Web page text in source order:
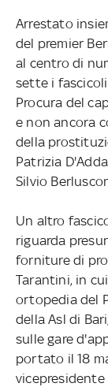
Arrestato
del premier
al centro di
sette i
Procura del
e non ancora
della
Patrizia
Silvio
Un altro
riguarda
forniture di
Tarantini, in
ortopedia del
della Asl di
sulle gare
portato il 18